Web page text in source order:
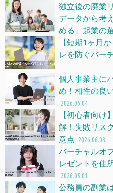
独立後の廃業
データから考
める」起業の
【短期1ヶ月
レを防ぐバー
個人事業主に
め！相性の良
2026.06.04
【初心者向け
解！失敗リス
意点 2026.06.03
バーチャルオ
レゼントを住
2026.05.01
公務員の副業